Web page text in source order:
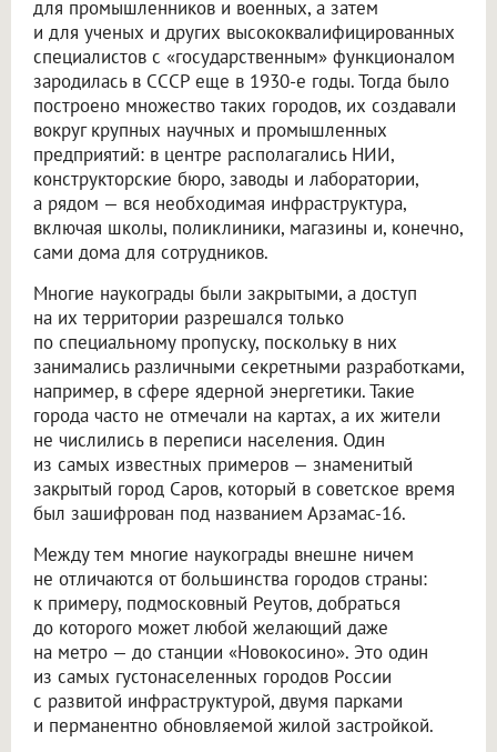
для промышленников и военных, а затем
и для ученых и других высококвалифицированных
специалистов с «государственным» функционалом
зародилась в СССР еще в 1930-е годы. Тогда было
построено множество таких городов, их создавали
вокруг крупных научных и промышленных
предприятий: в центре располагались НИИ,
конструкторские бюро, заводы и лаборатории,
а рядом — вся необходимая инфраструктура,
включая школы, поликлиники, магазины и, конечно,
сами дома для сотрудников.
Многие наукограды были закрытыми, а доступ
на их территории разрешался только
по специальному пропуску, поскольку в них
занимались различными секретными разработками,
например, в сфере ядерной энергетики. Такие
города часто не отмечали на картах, а их жители
не числились в переписи населения. Один
из самых известных примеров — знаменитый
закрытый город Саров, который в советское время
был зашифрован под названием Арзамас-16.
Между тем многие наукограды внешне ничем
не отличаются от большинства городов страны:
к примеру, подмосковный Реутов, добраться
до которого может любой желающий даже
на метро — до станции «Новокосино». Это один
из самых густонаселенных городов России
с развитой инфраструктурой, двумя парками
и перманентно обновляемой жилой застройкой.